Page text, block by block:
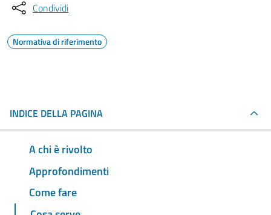
Condividi
Normativa di riferimento
INDICE DELLA PAGINA
A chi è rivolto
Approfondimenti
Come fare